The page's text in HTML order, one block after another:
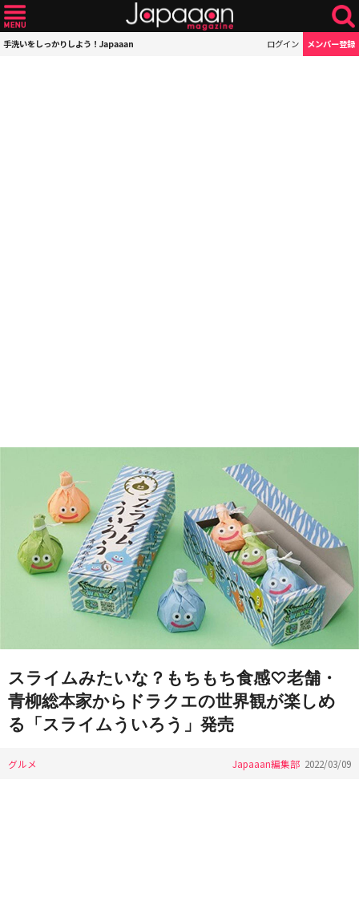
手洗いをしっかりしよう！Japaaan ログイン メンバー登録
スライムみたいな？もちもち食感♡老舗・
青柳総本家からドラクエの世界観が楽しめ
る「スライムういろう」発売
グルメ Japaaan編集部 2022/03/09